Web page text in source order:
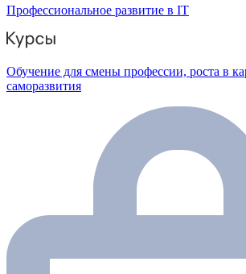
Профессиональное развитие в IT
Обучение для смены профессии, роста в
саморазвития